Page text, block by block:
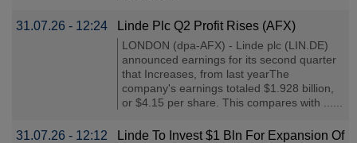
31.07.26 - 12:24 Linde Plc Q2 Profit Rises (AFX)
LONDON (dpa-AFX) - Linde plc (LIN.DE)
announced earnings for its second quarter
that Increases, from last yearThe
company's earnings totaled $1.928 billion,
or $4.15 per share. This compares with ......
31.07.26 - 12:12
Linde To Invest $1 Bln For Expansion Of